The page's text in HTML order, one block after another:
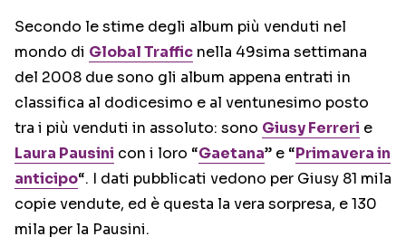
Secondo le stime degli album più venduti nel
mondo di Global Traffic nella 49sima settimana
del 2008 due sono gli album appena entrati in
classifica al dodicesimo e al ventunesimo posto
tra i più venduti in assoluto: sono Giusy Ferreri e
Laura Pausini con i loro “Gaetana” e “Primavera in
anticipo“. I dati pubblicati vedono per Giusy 81 mila
copie vendute, ed è questa la vera sorpresa, e 130
mila per la Pausini.